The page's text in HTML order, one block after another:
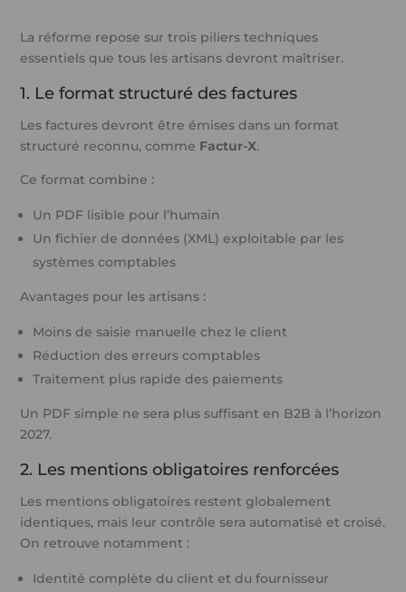
La réforme repose sur trois piliers techniques
essentiels que tous les artisans devront maîtriser.
1. Le format structuré des factures
Les factures devront être émises dans un format
structuré reconnu, comme Factur-X.
Ce format combine :
Un PDF lisible pour l’humain
Un fichier de données (XML) exploitable par les
systèmes comptables
Avantages pour les artisans :
Moins de saisie manuelle chez le client
Réduction des erreurs comptables
Traitement plus rapide des paiements
Un PDF simple ne sera plus suffisant en B2B à l’horizon
2027.
2. Les mentions obligatoires renforcées
Les mentions obligatoires restent globalement
identiques, mais leur contrôle sera automatisé et croisé.
On retrouve notamment :
Identité complète du client et du fournisseur